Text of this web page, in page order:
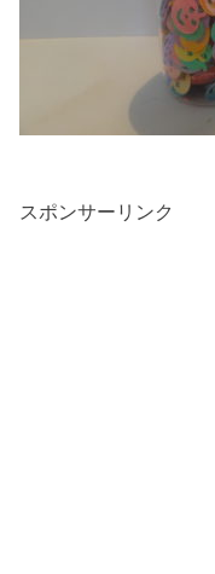
スポンサーリンク